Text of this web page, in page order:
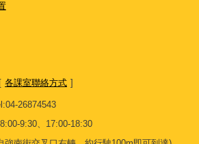
各課室聯絡方式 ]
26874543
9:30、17:00-18:30